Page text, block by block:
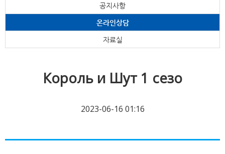
공지사항
온라인상담
자료실
Король и Шут 1 сезо
2023-06-16 01:16